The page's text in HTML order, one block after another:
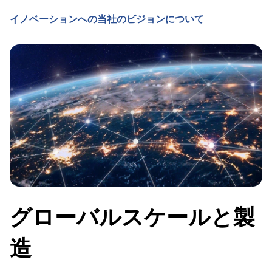
イノベーションへの当社のビジョンについて
グローバルスケールと製
造